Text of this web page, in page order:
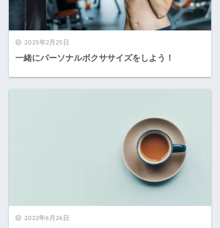
2025年2月25日
一緒にパーソナルボクササイズをしよう！
2022年6月26日